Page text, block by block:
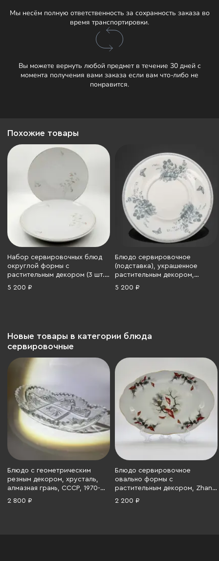
Мы несём полную ответственность за сохранность заказа во
время транспортировки.
Вы можете вернуть любой предмет в течение 30 дней с
момента получения вами заказа если вам что-либо не
понравится.
Похожие товары
Набор сервировочных блюд
округлой формы с
растительным декором (3 шт.),
Weimar Porzellan (Веймарский
5 200 ₽
Блюдо сервировочное
(подставка), украшенное
растительным декором,
Фарфоровая фабрика
5 200 ₽
Новые товары в категории блюда
сервировочные
Блюдо с геометрическим
резным декором, хрусталь,
алмазная грань, СССР, 1970-
1990 гг.
2 800 ₽
Блюдо сервировочное
овально формы с
растительным декором, Zhang
de Xing, фарфор, деколь,
2 200 ₽